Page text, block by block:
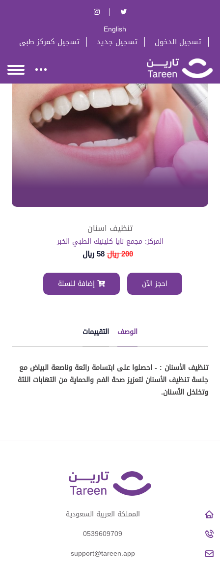
English
تسجيل الدخول تسجيل جديد تسجيل كمركز طبى
تنظيف اسنان
المركز: مجمع نايا كلينيك الطبي الخبر
200 ريال 58 ريال
احجز الآن إضافة للسلة
الوصف التقييمات
تنظيف الأسنان : - احصلوا على ابتسامة رائعة وناصعة البياض مع
جلسة تنظيف الأسنان لتعزيز صحة الفم والحماية من التهابات اللثة
وتخلخل الأسنان.
المملكة العربية السعودية
0539609709
support@tareen.app